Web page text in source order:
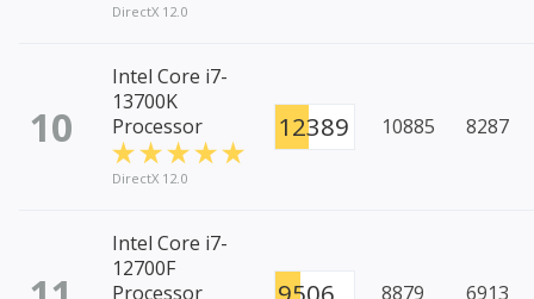
DirectX 12.0
10
Intel Core i7-
13700K
Processor
DirectX 12.0
12389 10885 8287
Intel Core i7-
12700F
Processor
8879 6913